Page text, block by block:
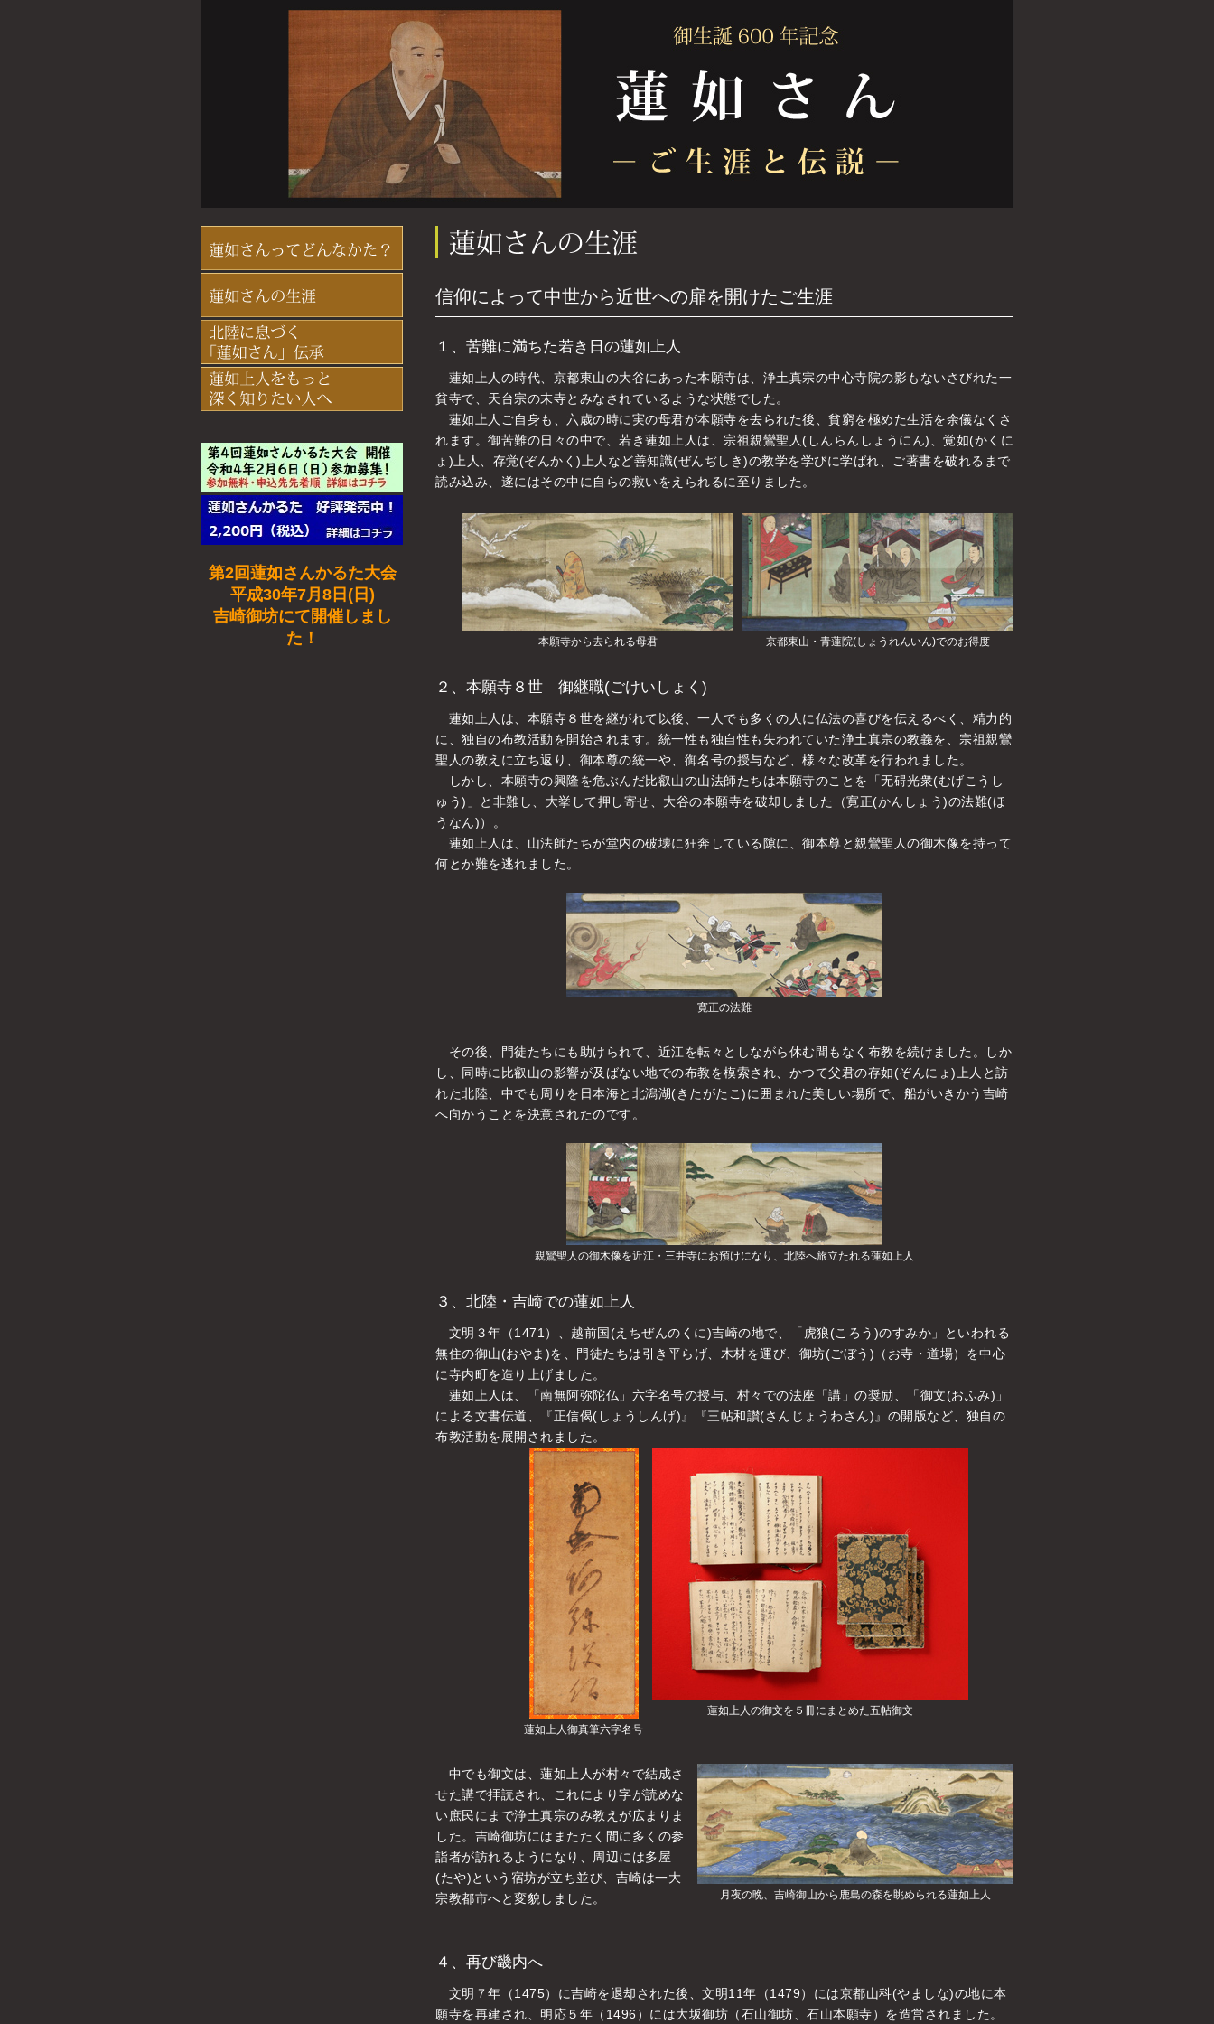
第2回蓮如さんかるた大会
平成30年7月8日(日)
吉崎御坊にて開催しまし
た！
信仰によって中世から近世への扉を開けたご生涯
１、苦難に満ちた若き日の蓮如上人
蓮如上人の時代、京都東山の大谷にあった本願寺は、浄土真宗の中心寺院の影もないさびれた一
貧寺で、天台宗の末寺とみなされているような状態でした。
蓮如上人ご自身も、六歳の時に実の母君が本願寺を去られた後、貧窮を極めた生活を余儀なくさ
れます。御苦難の日々の中で、若き蓮如上人は、宗祖親鸞聖人(しんらんしょうにん)、覚如(かくに
ょ)上人、存覚(ぞんかく)上人など善知識(ぜんぢしき)の教学を学びに学ばれ、ご著書を破れるまで
読み込み、遂にはその中に自らの救いをえられるに至りました。
京都東山・青蓮院(しょうれんいん)でのお得度
本願寺から去られる母君
２、本願寺８世 御継職(ごけいしょく)
蓮如上人は、本願寺８世を継がれて以後、一人でも多くの人に仏法の喜びを伝えるべく、精力的
に、独自の布教活動を開始されます。統一性も独自性も失われていた浄土真宗の教義を、宗祖親鸞
聖人の教えに立ち返り、御本尊の統一や、御名号の授与など、様々な改革を行われました。
しかし、本願寺の興隆を危ぶんだ比叡山の山法師たちは本願寺のことを「无碍光衆(むげこうし
ゅう)」と非難し、大挙して押し寄せ、大谷の本願寺を破却しました（寛正(かんしょう)の法難(ほ
うなん)）。
蓮如上人は、山法師たちが堂内の破壊に狂奔している隙に、御本尊と親鸞聖人の御木像を持って
何とか難を逃れました。
寛正の法難
その後、門徒たちにも助けられて、近江を転々としながら休む間もなく布教を続けました。しか
し、同時に比叡山の影響が及ばない地での布教を模索され、かつて父君の存如(ぞんにょ)上人と訪
れた北陸、中でも周りを日本海と北潟湖(きたがたこ)に囲まれた美しい場所で、船がいきかう吉崎
へ向かうことを決意されたのです。
親鸞聖人の御木像を近江・三井寺にお預けになり、北陸へ旅立たれる蓮如上人
３、北陸・吉崎での蓮如上人
文明３年（1471）、越前国(えちぜんのくに)吉崎の地で、「虎狼(ころう)のすみか」といわれる
無住の御山(おやま)を、門徒たちは引き平らげ、木材を運び、御坊(ごぼう)（お寺・道場）を中心
に寺内町を造り上げました。
蓮如上人は、「南無阿弥陀仏」六字名号の授与、村々での法座「講」の奨励、「御文(おふみ)」
による文書伝道、『正信偈(しょうしんげ)』『三帖和讃(さんじょうわさん)』の開版など、独自の
布教活動を展開されました。
蓮如上人の御文を５冊にまとめた五帖御文
蓮如上人御真筆六字名号
月夜の晩、吉崎御山から鹿島の森を眺められる蓮如上人
中でも御文は、蓮如上人が村々で結成さ
せた講で拝読され、これにより字が読めな
い庶民にまで浄土真宗のみ教えが広まりま
した。吉崎御坊にはまたたく間に多くの参
詣者が訪れるようになり、周辺には多屋
(たや)という宿坊が立ち並び、吉崎は一大
宗教都市へと変貌しました。
４、再び畿内へ
文明７年（1475）に吉崎を退却された後、文明11年（1479）には京都山科(やましな)の地に本
願寺を再建され、明応５年（1496）には大坂御坊（石山御坊、石山本願寺）を造営されました。